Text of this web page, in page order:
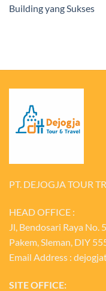
Building yang Sukses
PT. DEJOGJA TOUR
HEAD OFFICE :
Jl, Bendosari Raya No.
Pakem, Sleman, DIY
Email Address :
SITE OFFICE: